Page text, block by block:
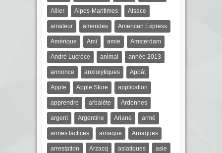
Allier Alpes-Maritimes Alsace
amateur amendes American Express
Amérique Ami amie Amsterdam
André Lucrèce animal année 2013
annonce anxiolytiques Appât
Apple Apple Store application
apprendre arbalète Ardennes
argent Argentine Ariane armé
armes factices arnaque Arnaques
arrestation Arzacq asiatiques asie